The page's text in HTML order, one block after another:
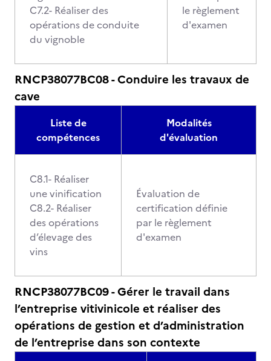
C7.2- Réaliser des
opérations de conduite
du vignoble
le règlement
d'examen
RNCP38077BC08 - Conduire les travaux de
cave
Liste de
compétences
Modalités
d'évaluation
C8.1- Réaliser
une vinification
C8.2- Réaliser
des opérations
d’élevage des
vins
Évaluation de
certification définie
par le règlement
d'examen
RNCP38077BC09 - Gérer le travail dans
l’entreprise vitivinicole et réaliser des
opérations de gestion et d’administration
de l’entreprise dans son contexte